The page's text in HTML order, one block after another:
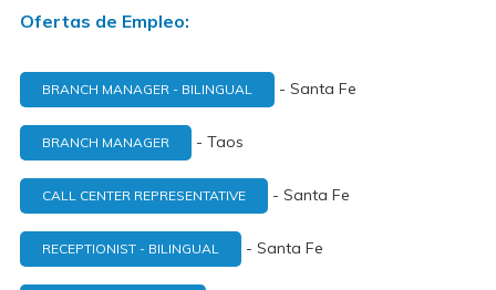
Ofertas de Empleo:
BRANCH MANAGER - BILINGUAL - Santa Fe
BRANCH MANAGER - Taos
CALL CENTER REPRESENTATIVE - Santa Fe
RECEPTIONIST - BILINGUAL - Santa Fe